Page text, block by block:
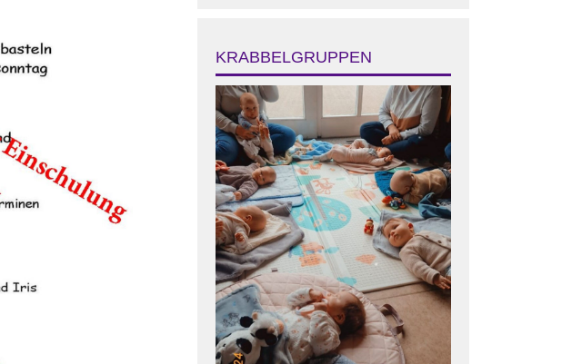
KRABBELGRUPPEN